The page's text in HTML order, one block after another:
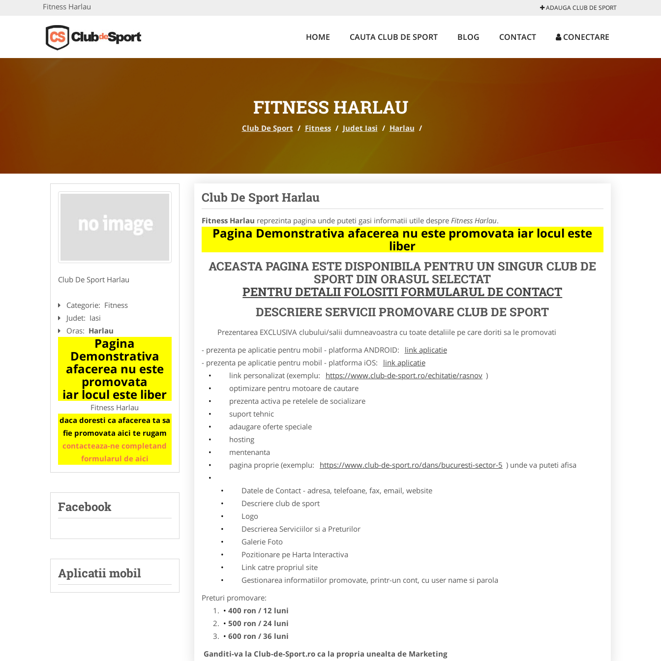
Fitness Harlau ADAUGA CLUB DE SPORT
HOME CAUTA CLUB DE SPORT BLOG CONTACT CONECTARE
FITNESS HARLAU
Club De Sport / Fitness / Judet Iasi / Harlau /
Club De Sport Harlau
Categorie: Fitness
Judet: Iasi
Oras: Harlau
Pagina
Demonstrativa
afacerea nu este
promovata
iar locul este liber
Fitness Harlau
daca doresti ca afacerea ta sa
fie promovata aici te rugam
contacteaza-ne completand
formularul de aici
Facebook
Aplicatii mobil
Club De Sport Harlau
Fitness Harlau reprezinta pagina unde puteti gasi informatii utile despre Fitness Harlau.
Pagina Demonstrativa afacerea nu este promovata iar locul este
liber
ACEASTA PAGINA ESTE DISPONIBILA PENTRU UN SINGUR CLUB DE
SPORT DIN ORASUL SELECTAT
PENTRU DETALII FOLOSITI FORMULARUL DE CONTACT
DESCRIERE SERVICII PROMOVARE CLUB DE SPORT
Prezentarea EXCLUSIVA clubului/salii dumneavoastra cu toate detaliile pe care doriti sa le promovati
- prezenta pe aplicatie pentru mobil - platforma ANDROID:
link aplicatie
- prezenta pe aplicatie pentru mobil - platforma iOS:
link aplicatie
link personalizat (exemplu:
https://www.club-de-sport.ro/echitatie/rasnov )
optimizare pentru motoare de cautare
prezenta activa pe retelele de socializare
suport tehnic
adaugare oferte speciale
hosting
mentenanta
pagina proprie (exemplu:
https://www.club-de-sport.ro/dans/bucuresti-sector-5 ) unde va puteti afisa
Datele de Contact - adresa, telefoane, fax, email, website
Descriere club de sport
Logo
Descrierea Serviciilor si a Preturilor
Galerie Foto
Pozitionare pe Harta Interactiva
Link catre propriul site
Gestionarea informatiilor promovate, printr-un cont, cu user name si parola
Preturi promovare:
400 ron / 12 luni
500 ron / 24 luni
600 ron / 36 luni
Ganditi-va la Club-de-Sport.ro ca la propria unealta de Marketing